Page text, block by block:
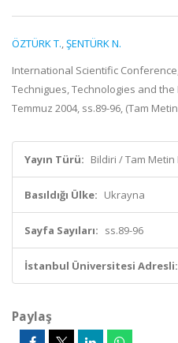
ÖZTÜRK T.,ŞENTÜRK N.
International Scientific
Technigues, Technologies and
Temmuz 2004, ss.89-96, (Tam
Yayın Türü: Bildiri / Tam Metin
Basıldığı Ülke: Ukrayna
Sayfa Sayıları: ss.89-96
İstanbul Üniversitesi Adresli:
Paylaş